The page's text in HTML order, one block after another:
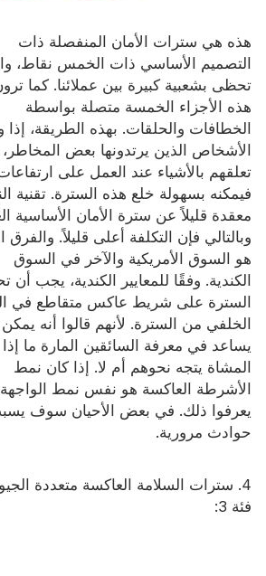
هذه هي سترات الأمان المنفصلة ذات
التصميم الأساسي ذات الخمس نقاط،
تحظى بشعبية كبيرة بين عملائنا. كما
هذه الأجزاء الخمسة متصلة بواسطة
الخطافات والحلقات. بهذه الطريقة، إذا
الأشخاص الذين يرتدونها بعض
تعلقهم بالأشياء عند العمل على
فيمكنه بسهولة خلع هذه السترة. تقنية
معقدة قليلاً عن سترة الأمان الأساسية
وبالتالي فإن التكلفة أعلى قليلاً. والفرق
هو السوق الأمريكية والآخر في السوق
الكندية. وفقًا للمعايير الكندية، يجب أن
السترة على شريط عاكس متقاطع في
الخلفي من السترة. لأنهم قالوا أنه
يساعد في معرفة السائقين المارة ما
المشاة يتجه نحوهم أم لا. إذا كان نمط
الأشرطة العاكسة هو نفس نمط
يعرفوا ذلك. في بعض الأحيان سوف
حوادث مرورية.
4. سترات السلامة العاكسة متعددة
فئة 3: